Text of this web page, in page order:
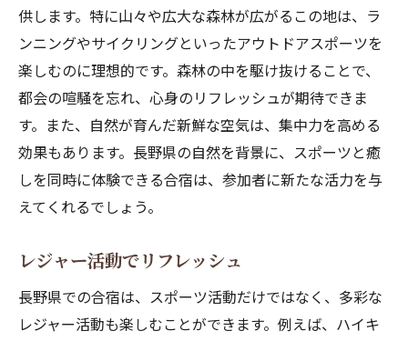
供します。特に山々や広大な森林が広がるこの地は、ラ
ンニングやサイクリングといったアウトドアスポーツを
楽しむのに理想的です。森林の中を駆け抜けることで、
都会の喧騒を忘れ、心身のリフレッシュが期待できま
す。また、自然が育んだ新鮮な空気は、集中力を高める
効果もあります。長野県の自然を背景に、スポーツと癒
しを同時に体験できる合宿は、参加者に新たな活力を与
えてくれるでしょう。
レジャー活動でリフレッシュ
長野県での合宿は、スポーツ活動だけではなく、多彩な
レジャー活動も楽しむことができます。例えば、ハイキ